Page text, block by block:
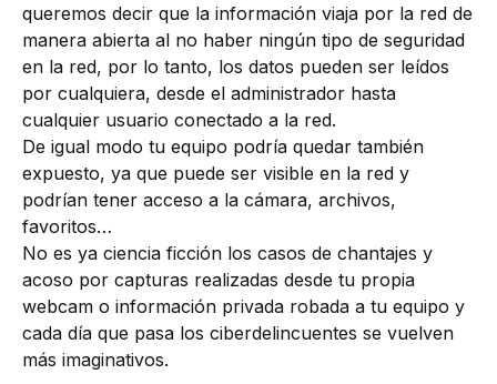
queremos decir que la información viaja por la red de
manera abierta al no haber ningún tipo de seguridad
en la red, por lo tanto, los datos pueden ser leídos
por cualquiera, desde el administrador hasta
cualquier usuario conectado a la red.
De igual modo tu equipo podría quedar también
expuesto, ya que puede ser visible en la red y
podrían tener acceso a la cámara, archivos,
favoritos…
No es ya ciencia ficción los casos de chantajes y
acoso por capturas realizadas desde tu propia
webcam o información privada robada a tu equipo y
cada día que pasa los ciberdelincuentes se vuelven
más imaginativos.